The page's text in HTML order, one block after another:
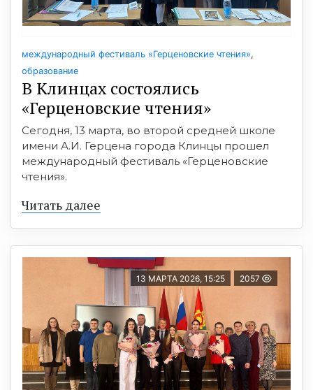
международный фестиваль «Герценовские чтения»,
образование
В Клинцах состоялись
«Герценовские чтения»
Сегодня, 13 марта, во второй средней школе
имени А.И. Герцена города Клинцы прошел
международный фестиваль «Герценовские
чтения».
Читать далее
13 МАРТА 2026, 15:25 2057